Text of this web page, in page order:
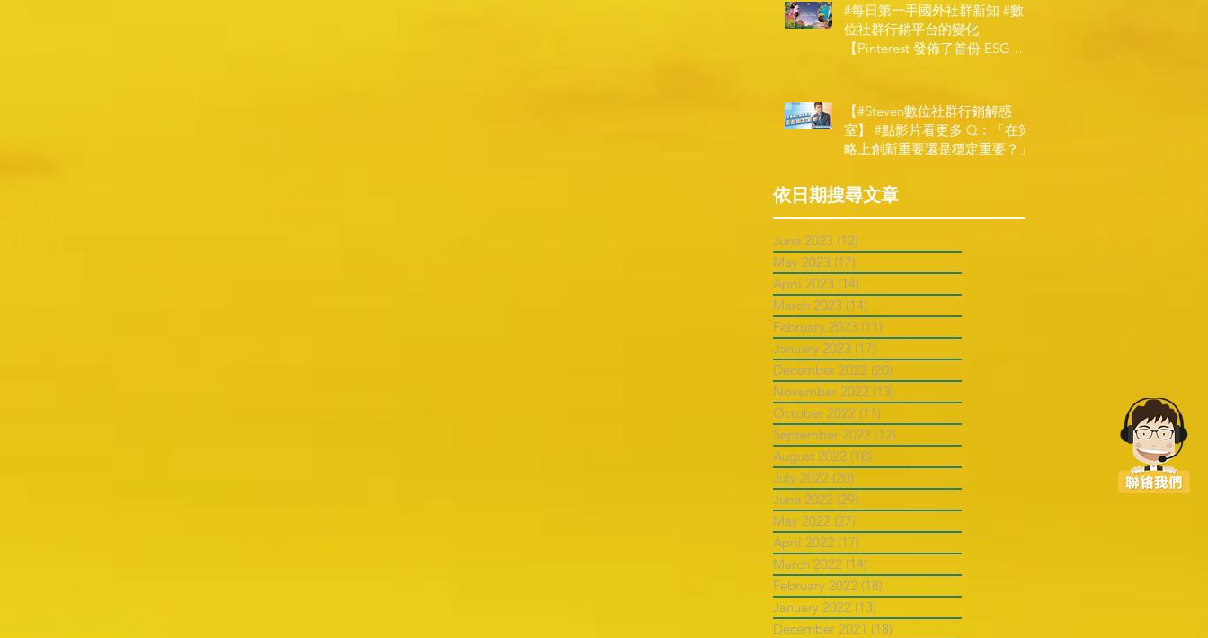
#每日第一手國外社群新知 #數
位社群行銷平台的變化
【Pinterest 發佈了首份 ESG 報
【#Steven數位社群行銷解惑
室】 #點影片看更多​ Q：「在策
略上創新重要還是穩定重要？」
依日期搜尋文章
June 2023 (12)
May 2023 (17)
April 2023 (14)
March 2023 (14)
February 2023 (11)
January 2023 (17)
December 2022 (20)
November 2022 (13)
October 2022 (11)
September 2022 (12)
August 2022 (18)
July 2022 (20)
June 2022 (29)
May 2022 (27)
April 2022 (17)
March 2022 (14)
February 2022 (18)
January 2022 (13)
December 2021 (18)